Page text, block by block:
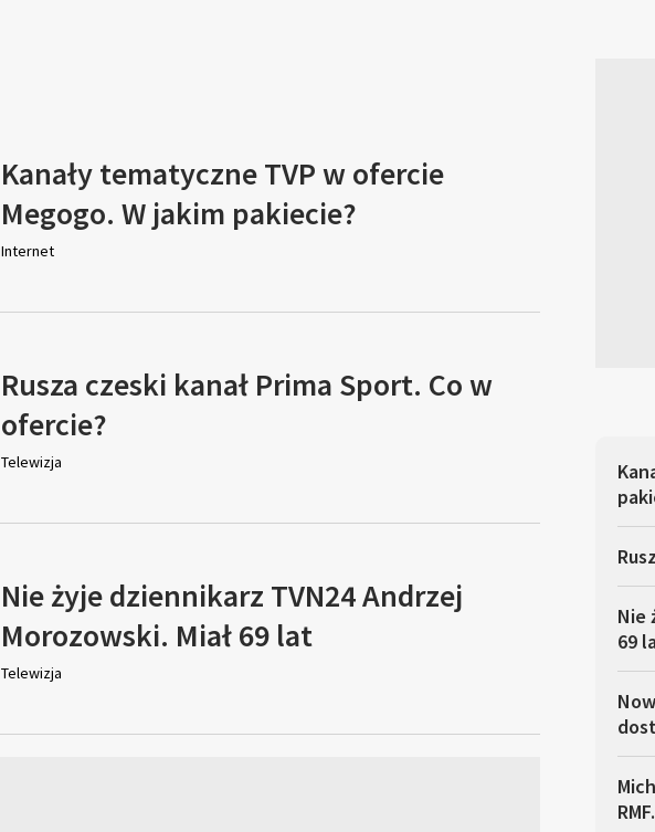
Kanały tematyczne TVP w ofercie
Megogo. W jakim pakiecie?
Internet
Rusza czeski kanał Prima Sport. Co w
ofercie?
Telewizja
Nie żyje dziennikarz TVN24 Andrzej
Morozowski. Miał 69 lat
Telewizja
Nie
69